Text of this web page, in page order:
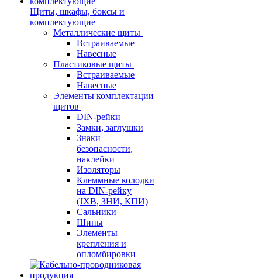
Щиты, шкафы, боксы и
комплектующие
Металлические щиты
Встраиваемые
Навесные
Пластиковые щиты
Встраиваемые
Навесные
Элементы комплектации
щитов
DIN-рейки
Замки, заглушки
Знаки
безопасности,
наклейки
Изоляторы
Клеммные колодки
на DIN-рейку
(JXB, ЗНИ, КПИ)
Сальники
Шины
Элементы
крепления и
опломбировки